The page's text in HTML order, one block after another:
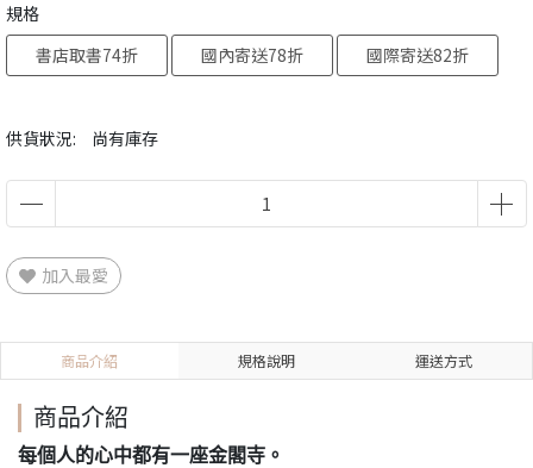
供貨狀況: 尚有庫存
規格
書店取書74折
國內寄送78折 國際寄送82折
加入最愛
商品介紹 規格說明 運送方式
商品介紹
每個人的心中都有一座金閣寺。